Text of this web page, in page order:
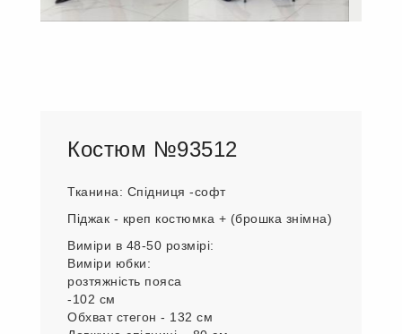
Костюм №93512
Тканина: Спідниця -софт
Піджак - креп костюмка + (брошка знімна)